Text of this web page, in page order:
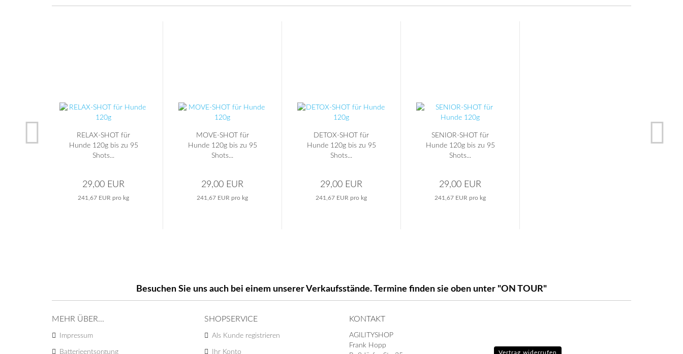
RELAX-SHOT für
Hunde 120g bis zu 95
Shots...
29,00 EUR
241,67 EUR pro kg
MOVE-SHOT für
Hunde 120g bis zu 95
Shots...
29,00 EUR
241,67 EUR pro kg
DETOX-SHOT für
Hunde 120g bis zu 95
Shots...
29,00 EUR
241,67 EUR pro kg
SENIOR-SHOT für
Hunde 120g bis zu 95
Shots...
29,00 EUR
241,67 EUR pro kg
Besuchen Sie uns auch bei einem unserer Verkaufsstände. Termine finden sie oben unter "ON TOUR"
MEHR ÜBER...
Impressum
Batterieentsorgung
SHOPSERVICE
Als Kunde registrieren
Ihr Konto
KONTAKT
AGILITYSHOP
Frank Hopp
Vertrag widerrufen